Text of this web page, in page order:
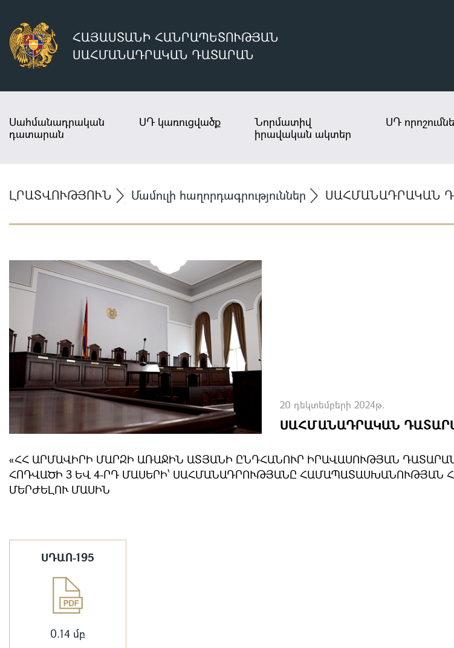
ՀԱՅԱՍՏԱՆԻ ՀԱՆՐԱՊԵՏՈՒԹՅԱՆ
ՍԱՀՄԱՆԱԴՐԱԿԱՆ ԴԱՏԱՐԱՆ
Սահմանադրական
դատարան
ՍԴ կառուցվածք
Նորմատիվ
իրավական ակտեր
ՍԴ
ԼՐԱՏՎՈՒԹՅՈՒՆ Մամուլի հաղորդագրություններ ՍԱՀՄԱՆԱԴՐԱԿԱՆ
20 դեկտեմբերի 2024թ.
ՍԱՀՄԱՆԱԴՐԱԿԱՆ
«ՀՀ ԱՐՄԱՎԻՐԻ ՄԱՐԶԻ ԱՌԱՋԻՆ ԱՏՅԱՆԻ ԸՆԴՀԱՆՈՒՐ ԻՐԱՎԱՍՈՒԹՅԱՆ
ՀՈԴՎԱԾԻ 3 ԵՎ 4-ՐԴ ՄԱՍԵՐԻ՝ ՍԱՀՄԱՆԱԴՐՈՒԹՅԱՆԸ ՀԱՄԱՊԱՏԱՍԽԱՆՈՒԹՅԱՆ
ՄԵՐԺԵԼՈՒ ՄԱՍԻՆ
ՍԴԱՈ-195
0.14 մբ